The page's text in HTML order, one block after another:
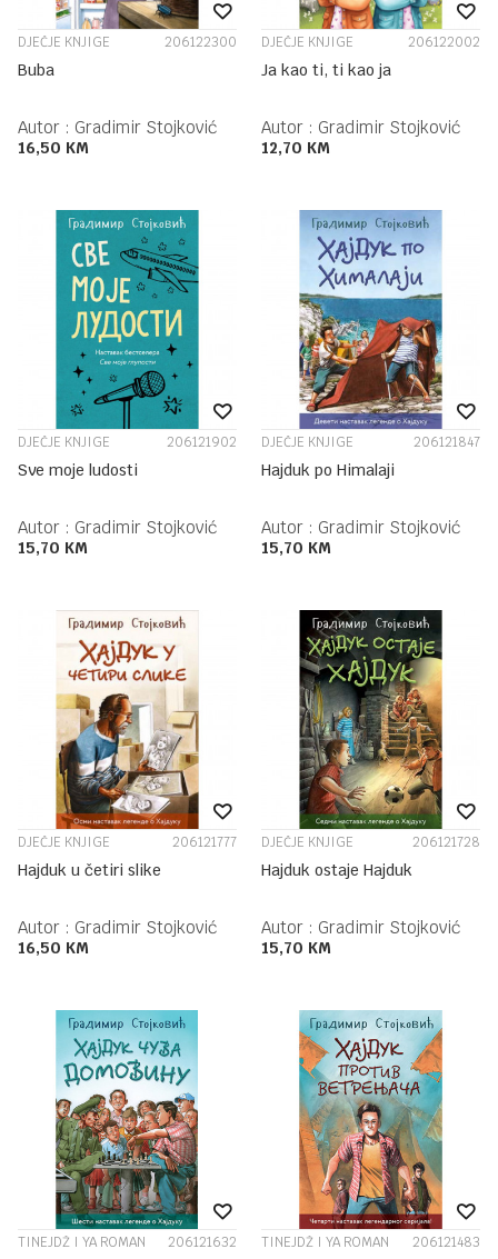
DJEČJE KNJIGE 206122300
Buba
Autor : Gradimir Stojković
16,50 KM
DJEČJE KNJIGE 206122002
Ja kao ti, ti kao ja
Autor : Gradimir Stojković
12,70 KM
DJEČJE KNJIGE 206121902
Sve moje ludosti
Autor : Gradimir Stojković
15,70 KM
DJEČJE KNJIGE 206121847
Hajduk po Himalaji
Autor : Gradimir Stojković
15,70 KM
DJEČJE KNJIGE 206121777
Hajduk u četiri slike
Autor : Gradimir Stojković
16,50 KM
DJEČJE KNJIGE 206121728
Hajduk ostaje Hajduk
Autor : Gradimir Stojković
15,70 KM
TINEJDŽ I YA ROMAN 206121632 TINEJDŽ I YA ROMAN 206121483